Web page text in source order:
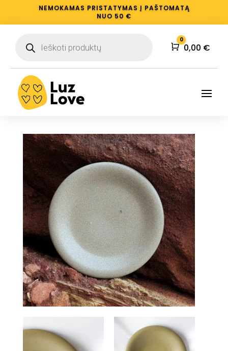
NEMOKAMAS PRISTATYMAS Į PAŠTOMATĄ
NUO 50 €
search Krepšelis
0
0,00 €